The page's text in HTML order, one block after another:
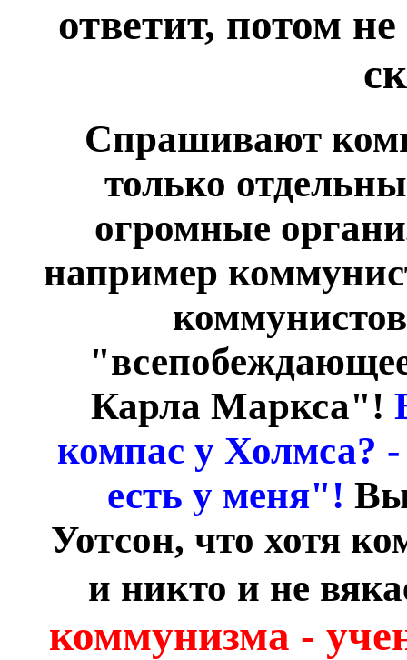
ответит, потом
Спрашивают
только
огромные
например
Карла Маркса"!
компас у Холмса?
есть у меня"!
Уотсон, что хотя
и никто и не
коммунизма -